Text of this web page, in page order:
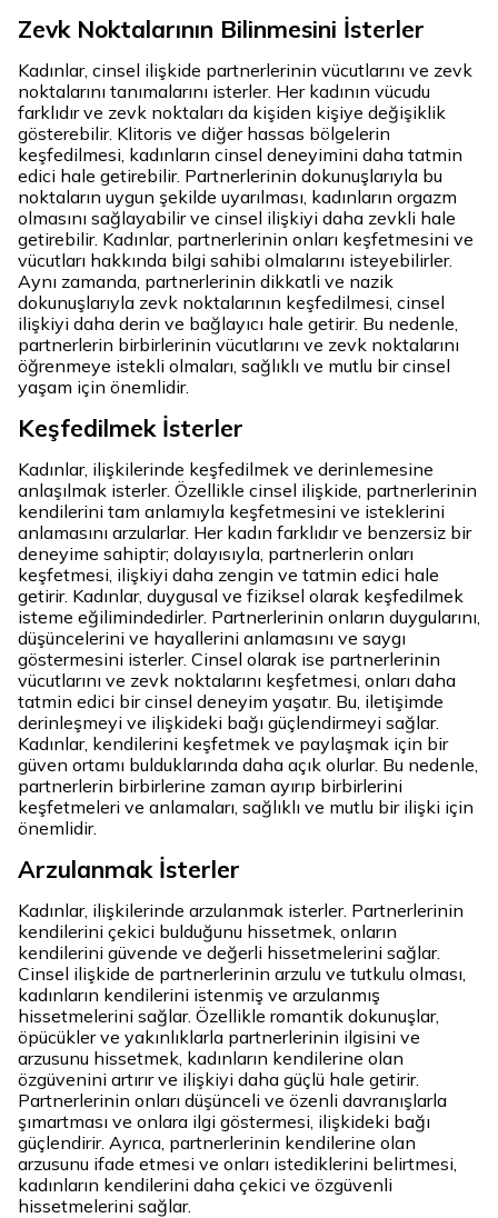
Zevk Noktalarının Bilinmesini İsterler
Kadınlar, cinsel ilişkide partnerlerinin vücutlarını ve zevk
noktalarını tanımalarını isterler. Her kadının vücudu
farklıdır ve zevk noktaları da kişiden kişiye değişiklik
gösterebilir. Klitoris ve diğer hassas bölgelerin
keşfedilmesi, kadınların cinsel deneyimini daha tatmin
edici hale getirebilir. Partnerlerinin dokunuşlarıyla bu
noktaların uygun şekilde uyarılması, kadınların orgazm
olmasını sağlayabilir ve cinsel ilişkiyi daha zevkli hale
getirebilir. Kadınlar, partnerlerinin onları keşfetmesini ve
vücutları hakkında bilgi sahibi olmalarını isteyebilirler.
Aynı zamanda, partnerlerinin dikkatli ve nazik
dokunuşlarıyla zevk noktalarının keşfedilmesi, cinsel
ilişkiyi daha derin ve bağlayıcı hale getirir. Bu nedenle,
partnerlerin birbirlerinin vücutlarını ve zevk noktalarını
öğrenmeye istekli olmaları, sağlıklı ve mutlu bir cinsel
yaşam için önemlidir.
Keşfedilmek İsterler
Kadınlar, ilişkilerinde keşfedilmek ve derinlemesine
anlaşılmak isterler. Özellikle cinsel ilişkide, partnerlerinin
kendilerini tam anlamıyla keşfetmesini ve isteklerini
anlamasını arzularlar. Her kadın farklıdır ve benzersiz bir
deneyime sahiptir; dolayısıyla, partnerlerin onları
keşfetmesi, ilişkiyi daha zengin ve tatmin edici hale
getirir. Kadınlar, duygusal ve fiziksel olarak keşfedilmek
isteme eğilimindedirler. Partnerlerinin onların duygularını,
düşüncelerini ve hayallerini anlamasını ve saygı
göstermesini isterler. Cinsel olarak ise partnerlerinin
vücutlarını ve zevk noktalarını keşfetmesi, onları daha
tatmin edici bir cinsel deneyim yaşatır. Bu, iletişimde
derinleşmeyi ve ilişkideki bağı güçlendirmeyi sağlar.
Kadınlar, kendilerini keşfetmek ve paylaşmak için bir
güven ortamı bulduklarında daha açık olurlar. Bu nedenle,
partnerlerin birbirlerine zaman ayırıp birbirlerini
keşfetmeleri ve anlamaları, sağlıklı ve mutlu bir ilişki için
önemlidir.
Arzulanmak İsterler
Kadınlar, ilişkilerinde arzulanmak isterler. Partnerlerinin
kendilerini çekici bulduğunu hissetmek, onların
kendilerini güvende ve değerli hissetmelerini sağlar.
Cinsel ilişkide de partnerlerinin arzulu ve tutkulu olması,
kadınların kendilerini istenmiş ve arzulanmış
hissetmelerini sağlar. Özellikle romantik dokunuşlar,
öpücükler ve yakınlıklarla partnerlerinin ilgisini ve
arzusunu hissetmek, kadınların kendilerine olan
özgüvenini artırır ve ilişkiyi daha güçlü hale getirir.
Partnerlerinin onları düşünceli ve özenli davranışlarla
şımartması ve onlara ilgi göstermesi, ilişkideki bağı
güçlendirir. Ayrıca, partnerlerinin kendilerine olan
arzusunu ifade etmesi ve onları istediklerini belirtmesi,
kadınların kendilerini daha çekici ve özgüvenli
hissetmelerini sağlar.